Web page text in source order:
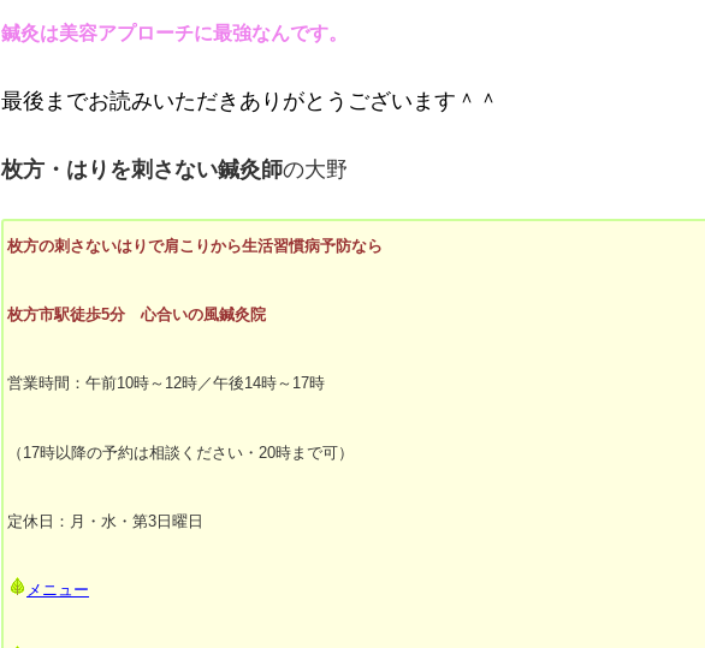
鍼灸は美容アプローチに最強なんです。
最後までお読みいただきありがとうございます＾＾
枚方・はりを刺さない鍼灸師の大野
枚方の刺さないはりで肩こりから生活習慣病予防なら
枚方市駅徒歩5分 心合いの風鍼灸院
営業時間：午前10時～12時／午後14時～17時
（17時以降の予約は相談ください・20時まで可）
定休日：月・水・第3日曜日
メニュー